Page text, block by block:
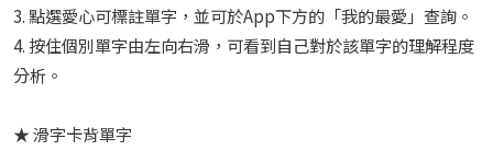
3. 點選愛心可標註單字，並可於App下方的「我的最愛」查詢。
4. 按住個別單字由左向右滑，可看到自己對於該單字的理解程度
分析。
★ 滑字卡背單字